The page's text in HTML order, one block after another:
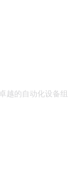
越的自动化设备组